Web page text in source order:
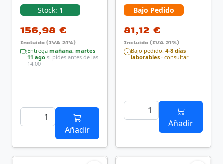
600 x 600 DPI A4
Negro, …
Stock: 1
156,98 €
Incluido (IVA 21%)
Entrega mañana, martes
11 ago si pides antes de las
14:00
Añadir
2400 x 2400 DPI A4
Negro
Bajo Pedido
81,12 €
Incluido (IVA 21%)
Bajo pedido: 4-8 días
laborables · consultar
Añadir